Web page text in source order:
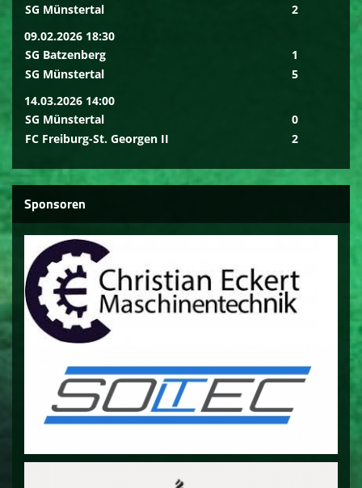
SG Münstertal
2
09.02.2026 18:30
SG Batzenberg
1
SG Münstertal
5
14.03.2026 14:00
SG Münstertal
0
FC Freiburg-St. Georgen II
2
Sponsoren